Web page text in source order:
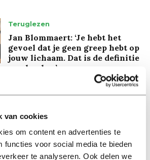
van cookies
om content en advertenties te
functies voor social media te bieden
te analyseren. Ook delen we
Teruglezen
Jan Blommaert: ‘Je hebt het
gevoel dat je geen greep hebt op
jouw lichaam. Dat is de definitie
van kanker’
In memoriam
(1957-2019)